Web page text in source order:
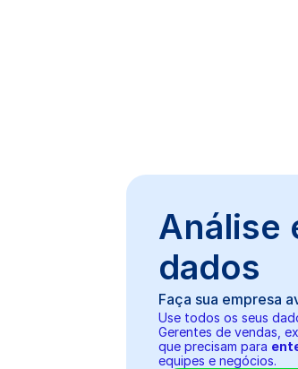
Análise
dados
Faça sua empresa
Use todos os seus
Gerentes de vendas,
que precisam para
equipes e negócios.